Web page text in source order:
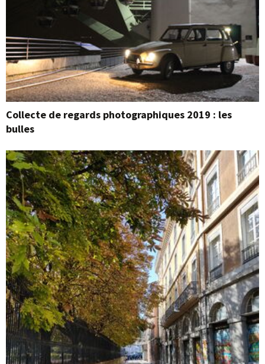
Collecte de regards photographiques 2019 : les
bulles